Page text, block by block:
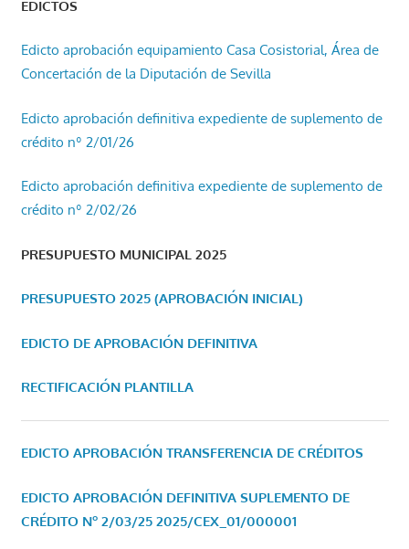
EDICTOS
Edicto aprobación equipamiento Casa Cosistorial, Área de
Concertación de la Diputación de Sevilla
Edicto aprobación definitiva expediente de suplemento de
crédito nº 2/01/26
Edicto aprobación definitiva expediente de suplemento de
crédito nº 2/02/26
PRESUPUESTO MUNICIPAL 2025
PRESUPUESTO 2025 (APROBACIÓN INICIAL)
EDICTO DE APROBACIÓN DEFINITIVA
RECTIFICACIÓN PLANTILLA
EDICTO APROBACIÓN TRANSFERENCIA DE CRÉDITOS
EDICTO APROBACIÓN DEFINITIVA SUPLEMENTO DE
CRÉDITO Nº 2/03/25 2025/CEX_01/000001